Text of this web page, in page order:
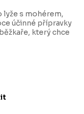
lyže s mohérem,
účinné přípravky
který chce